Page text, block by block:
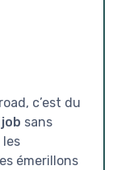
c’est du
sans
les
émerillons